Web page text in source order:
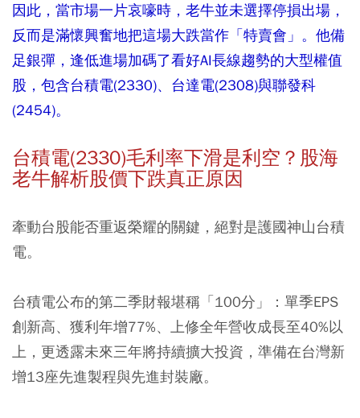
因此，當市場一片哀嚎時，老牛並未選擇停損出場，
反而是滿懷興奮地把這場大跌當作「特賣會」。他備
足銀彈，逢低進場加碼了看好AI長線趨勢的大型權值
股，包含台積電(2330)、台達電(2308)與聯發科
(2454)。
台積電(2330)毛利率下滑是利空？股海
老牛解析股價下跌真正原因
牽動台股能否重返榮耀的關鍵，絕對是護國神山台積
電。
台積電公布的第二季財報堪稱「100分」：單季EPS
創新高、獲利年增77%、上修全年營收成長至40%以
上，更透露未來三年將持續擴大投資，準備在台灣新
增13座先進製程與先進封裝廠。